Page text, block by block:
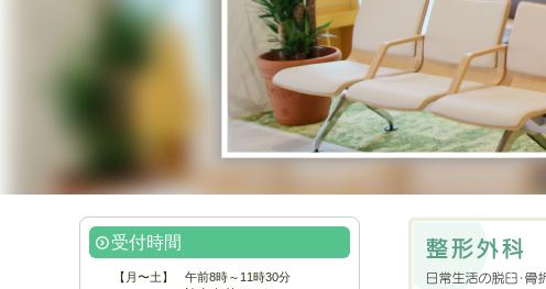
受付時間
【月〜土】
午前8時～11時30分